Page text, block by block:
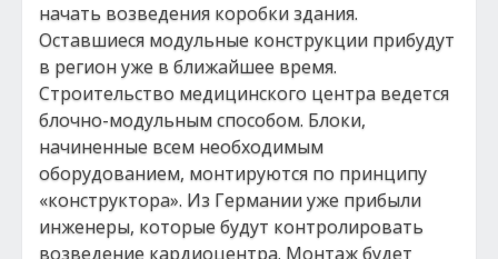
начать возведения коробки здания.
Оставшиеся модульные конструкции прибудут
в регион уже в ближайшее время.
Строительство медицинского центра ведется
блочно-модульным способом. Блоки,
начиненные всем необходимым
оборудованием, монтируются по принципу
«конструктора». Из Германии уже прибыли
инженеры, которые будут контролировать
возведение кардиоцентра. Монтаж будет